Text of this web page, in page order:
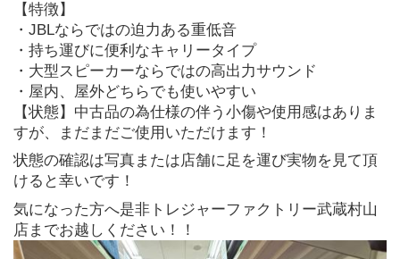
【特徴】
・JBLならではの迫力ある重低音
・持ち運びに便利なキャリータイプ
・大型スピーカーならではの高出力サウンド
・屋内、屋外どちらでも使いやすい
【状態】中古品の為仕様の伴う小傷や使用感はありま
すが、まだまだご使用いただけます！
状態の確認は写真または店舗に足を運び実物を見て頂
けると幸いです！
気になった方へ是非トレジャーファクトリー武蔵村山
店までお越しください！！